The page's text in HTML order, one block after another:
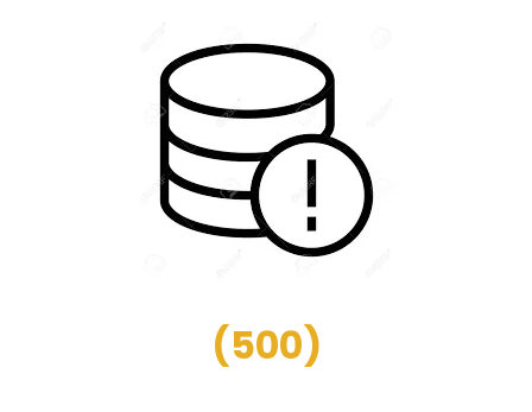
(500)